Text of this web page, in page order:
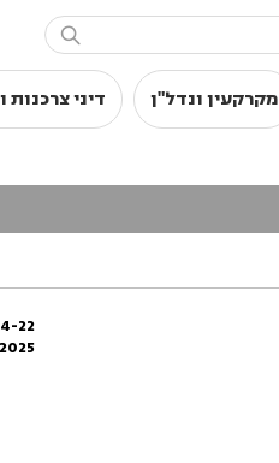

מקרקעין ונדל"ן דיני צרכנות
22